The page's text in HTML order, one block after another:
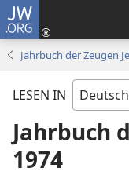
JW.ORG
Jahrbuch der Zeugen
LESEN IN
Jahrbuch
1974